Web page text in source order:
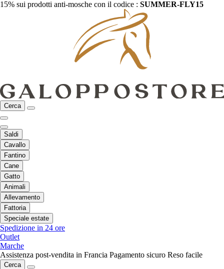
15% sui prodotti anti-mosche con il codice : SUMMER-FLY15
Cerca
Saldi
Cavallo
Fantino
Cane
Gatto
Animali
Allevamento
Fattoria
Speciale estate
Spedizione in 24 ore
Outlet
Marche
Assistenza post-vendita in Francia Pagamento sicuro Reso facile
Cerca